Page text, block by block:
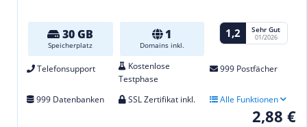
30 GB
Speicherplatz
1
Domains inkl.
1,2 Sehr Gut
01/2026
Telefonsupport
Kostenlose
Testphase
999 Postfächer
999 Datenbanken SSL Zertifikat inkl. Alle Funktionen
2,88 €